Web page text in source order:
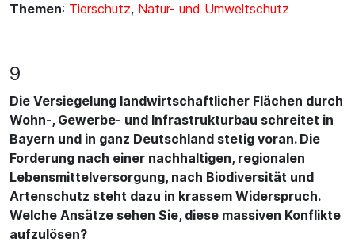
Themen: Tierschutz, Natur- und Umweltschutz
9
Die Versiegelung landwirtschaftlicher Flächen durch
Wohn-, Gewerbe- und Infrastrukturbau schreitet in
Bayern und in ganz Deutschland stetig voran. Die
Forderung nach einer nachhaltigen, regionalen
Lebensmittelversorgung, nach Biodiversität und
Artenschutz steht dazu in krassem Widerspruch.
Welche Ansätze sehen Sie, diese massiven Konflikte
aufzulösen?